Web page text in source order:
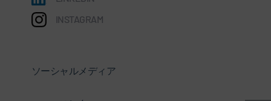
INSTAGRAM
ソーシャルメディア